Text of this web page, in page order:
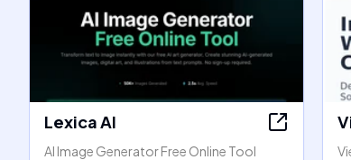
Lexica AI
AI Image Generator Free Online Tool